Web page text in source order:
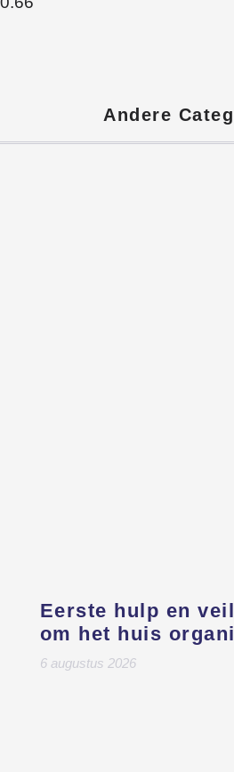
Andere
Eerste hulp en
om het huis
6 augustus 2026